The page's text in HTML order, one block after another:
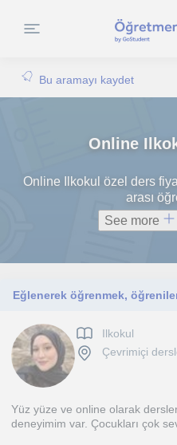
Bu aramayı kaydet
Online
Online Ilkokul özel ders
arası
See more
Ilkokul
Çevrimiçi
Yüz yüze ve online olarak
deneyimim var. Çocukları çok